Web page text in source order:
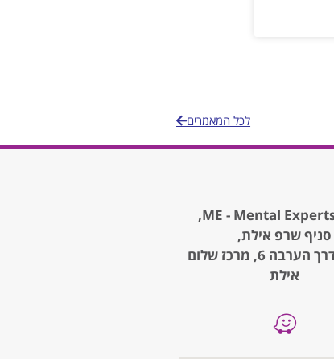
לכל המאמרים
סניף שרפ אילת,
כתובת: דרך הערבה 6, מרכז שלום
אילת